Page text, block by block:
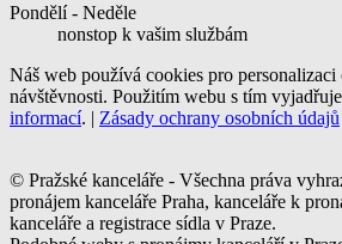
Pondělí - Neděle
nonstop k vašim službám
Náš web používá cookies pro personalizaci
návštěvnosti. Použitím webu s tím
informací. | Zásady ochrany osobních údajů
© Pražské kanceláře - Všechna práva
pronájem kanceláře Praha, kanceláře k
kanceláře a registrace sídla v Praze.